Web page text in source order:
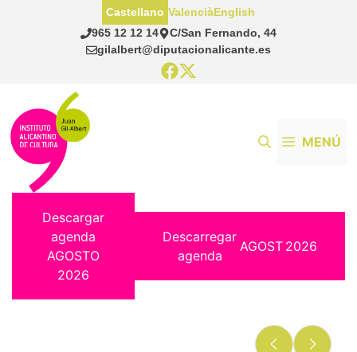
965 12 12 14
C/San Fernando, 44
gilalbert@diputacionalicante.es
Castellano ValenciàEnglish
MENÚ
Descargar
agenda
AGOSTO
2026
Descarregar
agenda
AGOST 2026